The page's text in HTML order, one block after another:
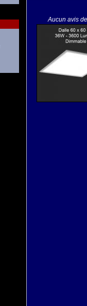
Aucun avis